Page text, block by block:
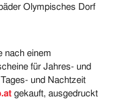
Olympisches Dorf
nach einem
für Jahres- und
und Nachtzeit
gekauft, ausgedruckt